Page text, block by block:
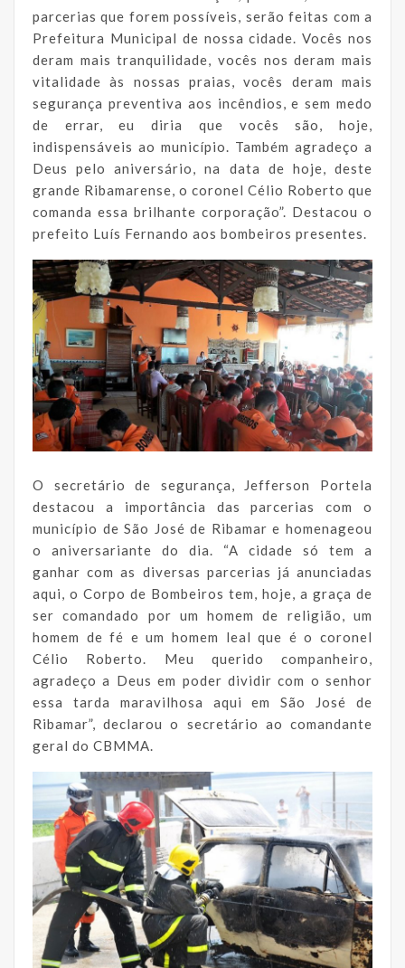
parcerias que forem possíveis, serão feitas com a
Prefeitura Municipal de nossa cidade. Vocês nos
deram mais tranquilidade, vocês nos deram mais
vitalidade às nossas praias, vocês deram mais
segurança preventiva aos incêndios, e sem medo
de errar, eu diria que vocês são, hoje,
indispensáveis ao município. Também agradeço a
Deus pelo aniversário, na data de hoje, deste
grande Ribamarense, o coronel Célio Roberto que
comanda essa brilhante corporação”. Destacou o
prefeito Luís Fernando aos bombeiros presentes.
O secretário de segurança, Jefferson Portela
destacou a importância das parcerias com o
município de São José de Ribamar e homenageou
o aniversariante do dia. “A cidade só tem a
ganhar com as diversas parcerias já anunciadas
aqui, o Corpo de Bombeiros tem, hoje, a graça de
ser comandado por um homem de religião, um
homem de fé e um homem leal que é o coronel
Célio Roberto. Meu querido companheiro,
agradeço a Deus em poder dividir com o senhor
essa tarda maravilhosa aqui em São José de
Ribamar”, declarou o secretário ao comandante
geral do CBMMA.